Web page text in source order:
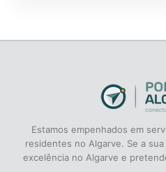
Estamos empenhados em
residentes no Algarve. Se a
excelência no Algarve e